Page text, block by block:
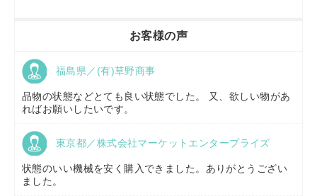
京都府／
福島県／(有)草野商事
お客様の声
福島県／(有)草野商事
品物の状態などとても良い状態でした。 又、欲しい物があ
ればお願いしたいです。
東京都／株式会社マーケットエンタープライズ
状態のいい機械を安く購入できました。ありがとうござい
ました。